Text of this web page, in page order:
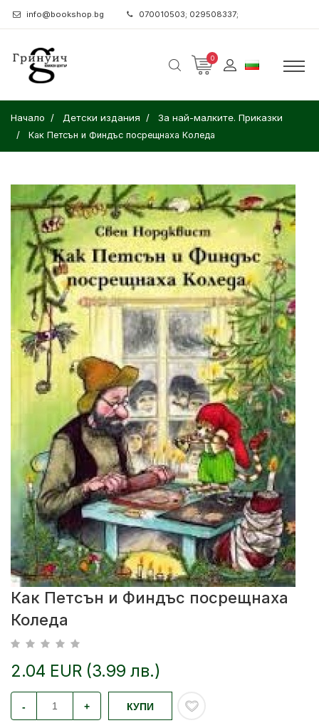
info@bookshop.bg 070010503; 029508337;
0
Начало Детски издания За най-малките. Приказки
Как Петсън и Финдъс посрещнаха Коледа
Как Петсън и Финдъс посрещнаха
Коледа
2.04 EUR (3.99 лв.)
- + КУПИ